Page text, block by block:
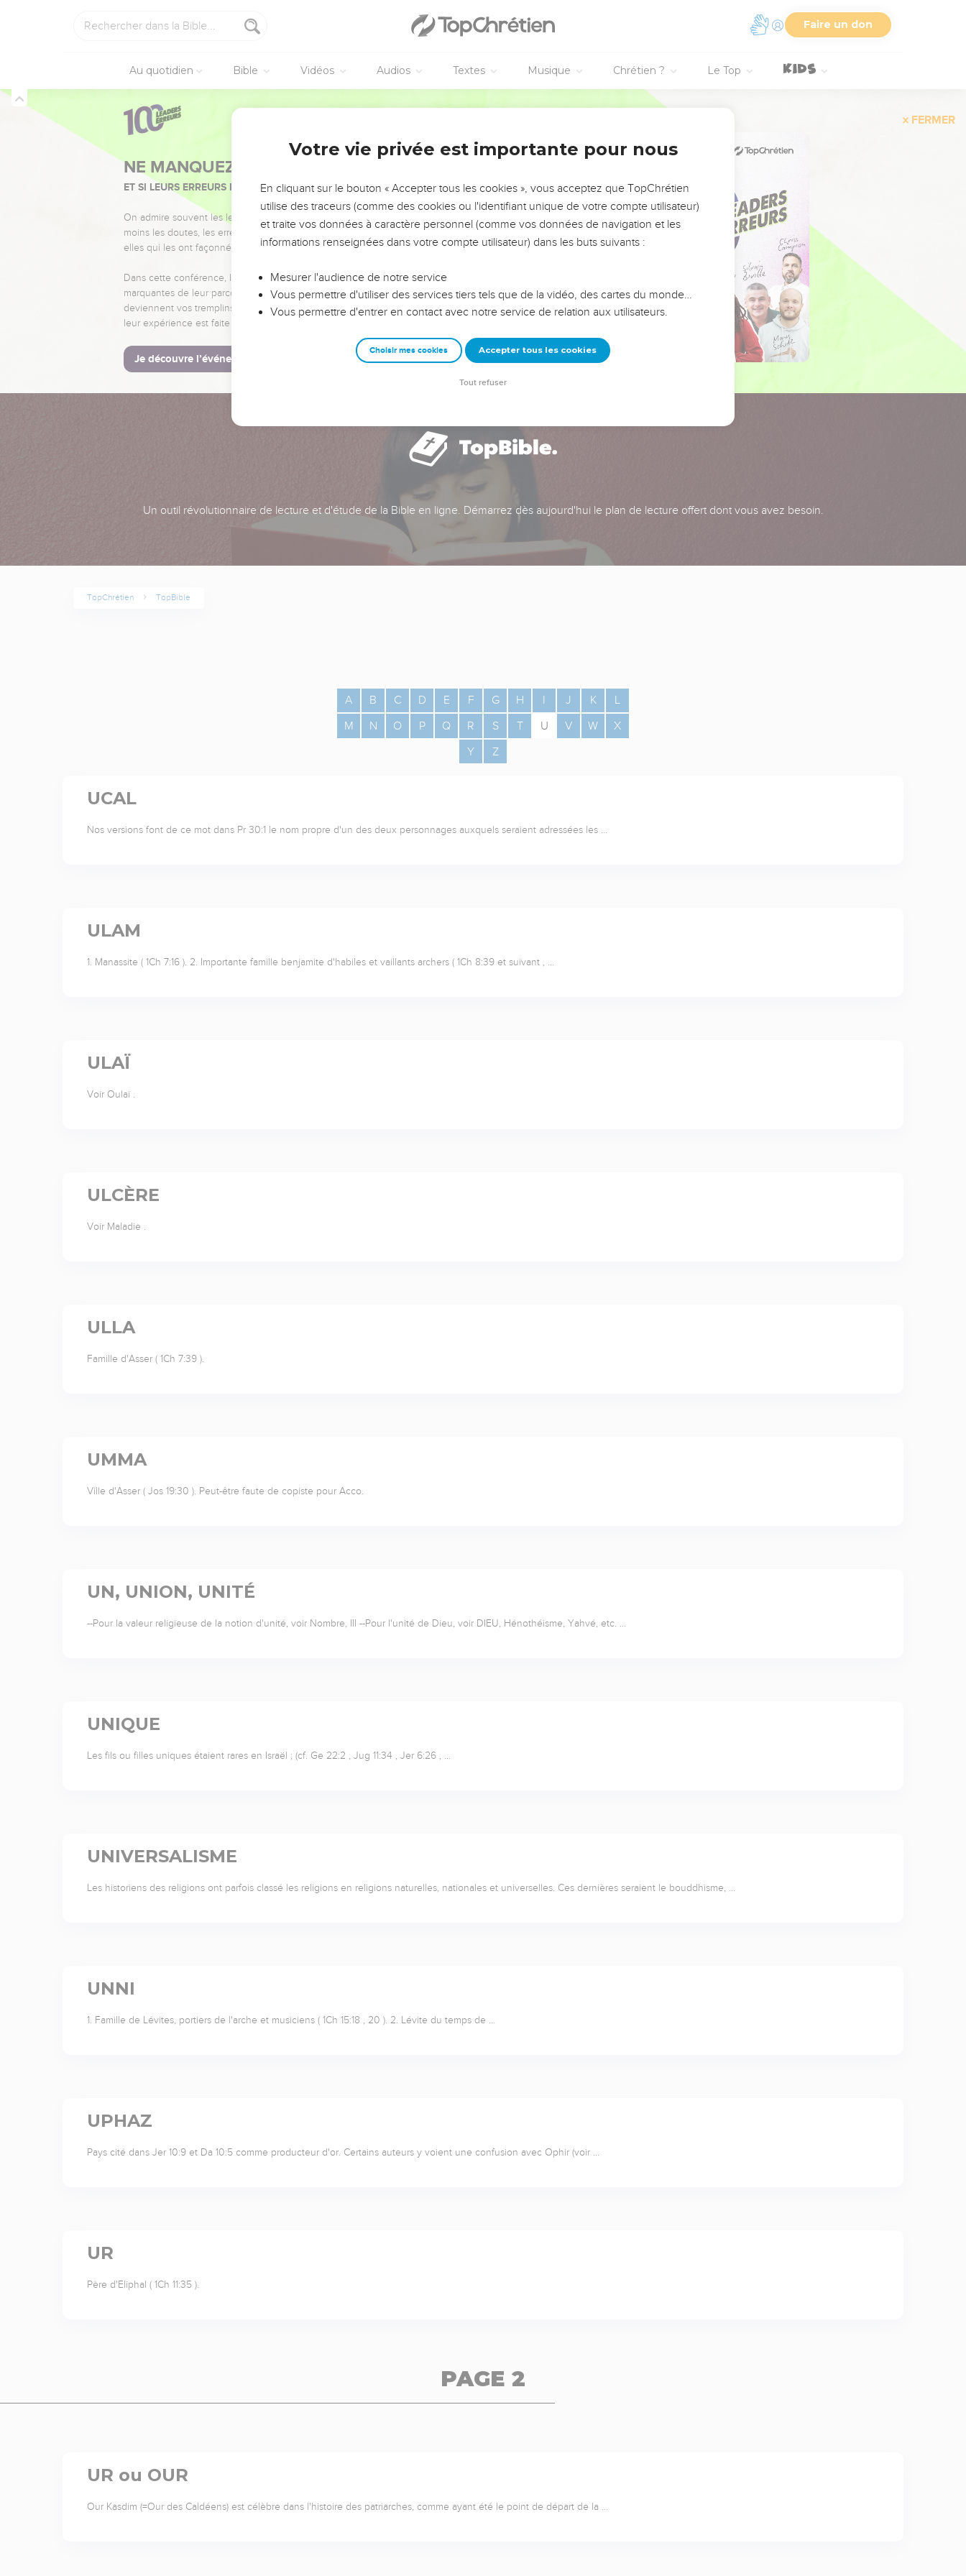
Faire un don
Au quotidien Bible Vidéos Audios Textes Musique Chrétien ? Le Top
FERMER
NE MANQUEZ PAS L’ÉVÉNEMENT DE L’ANNÉE !
ET SI LEURS ERREURS POUVAIENT VOUS ÉVITER LES VOTRES ?
On admire souvent les leaders pour leurs réussites, leur impact, leur foi ou leur vision. Mais on voit
moins les doutes, les erreurs et les saisons difficiles qu'ils ont traversés, alors même que ce sont
elles qui les ont façonnés.
Dans cette conférence, leaders, entrepreneurs, et responsables reviennent sur les erreurs
marquantes de leur parcours et les clés pour avancer avec plus de sagesse afin que leurs erreurs
deviennent vos tremplins. Que vous guidiez un ministère, une équipe, un groupe ou une famille,
leur expérience est faite pour vous.
Je découvre l’événement
Un outil révolutionnaire de lecture et d'étude de la Bible en ligne. Démarrez dès aujourd'hui le plan de lecture offert dont vous avez besoin.
TopChrétien TopBible
A B C D E F G H J K
L
M
N O P Q R S T U V W
X
Y
Z
UCAL
Nos versions font de ce mot dans Pr 30:1 le nom propre d'un des deux personnages auxquels seraient adressées les …
ULAM
1. Manassite ( 1Ch 7:16 ). 2. Importante famille benjamite d'habiles et vaillants archers ( 1Ch 8:39 et suivant , …
ULAÏ
Voir Oulai .
ULCÈRE
Voir Maladie .
ULLA
Famille d'Asser ( 1Ch 7:39 ).
UMMA
Ville d'Asser ( Jos 19:30 ). Peut-être faute de copiste pour Acco.
UN, UNION, UNITÉ
--Pour la valeur religieuse de la notion d'unité, voir Nombre, III --Pour l'unité de Dieu, voir DIEU, Hénothéisme, Yahvé, etc. …
UNIQUE
Les fils ou filles uniques étaient rares en Israël ; (cf. Ge 22:2 , Jug 11:34 , Jer 6:26 , …
UNIVERSALISME
Les historiens des religions ont parfois classé les religions en religions naturelles, nationales et universelles. Ces dernières seraient le bouddhisme, …
UNNI
1. Famille de Lévites, portiers de l'arche et musiciens ( 1Ch 15:18 , 20 ). 2. Lévite du temps de …
UPHAZ
Pays cité dans Jer 10:9 et Da 10:5 comme producteur d'or. Certains auteurs y voient une confusion avec Ophir (voir …
UR
Père d'Eliphal ( 1Ch 11:35 ).
PAGE 2
UR ou OUR
Our Kasdim (=Our des Caldéens) est célèbre dans l'histoire des patriarches, comme ayant été le point de départ de la …
Votre vie privée est importante pour nous
En cliquant sur le bouton « Accepter tous les cookies », vous acceptez que TopChrétien
utilise des traceurs (comme des cookies ou l'identifiant unique de votre compte utilisateur)
et traite vos données à caractère personnel (comme vos données de navigation et les
informations renseignées dans votre compte utilisateur) dans les buts suivants :
Mesurer l'audience de notre service
Vous permettre d'utiliser des services tiers tels que de la vidéo, des cartes du monde…
Vous permettre d'entrer en contact avec notre service de relation aux utilisateurs.
Choisir mes cookies Accepter tous les cookies
Tout refuser